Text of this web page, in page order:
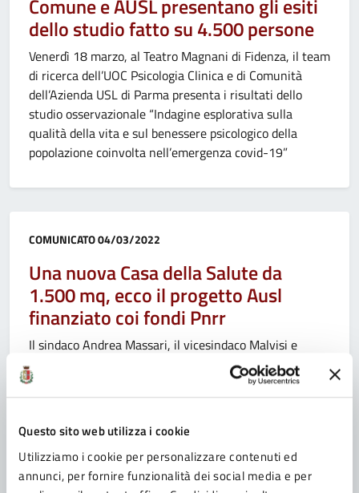
Questo sito web utilizza i cookie
Utilizziamo i cookie per personalizzare contenuti ed
annunci, per fornire funzionalità dei social media e per
Comune e AUSL presentano gli esiti
dello studio fatto su 4.500 persone
Venerdì 18 marzo, al Teatro Magnani di Fidenza, il team
di ricerca dell’UOC Psicologia Clinica e di Comunità
dell’Azienda USL di Parma presenta i risultati dello
studio osservazionale “Indagine esplorativa sulla
qualità della vita e sul benessere psicologico della
popolazione coinvolta nell’emergenza covid-19”
Categoria:
COMUNICATO04/03/2022
Una nuova Casa della Salute da
1.500 mq, ecco il progetto Ausl
finanziato coi fondi Pnrr
Il sindaco Andrea Massari, il vicesindaco Malvisi e
l’assessore Frangipane, insieme alla commissaria
straordinaria Ausl Anna Maria Petrini, hanno fatto un
sopralluogo nell’area di via Carducci dove sorgerà
l’edificio da 3,3 milioni di euro